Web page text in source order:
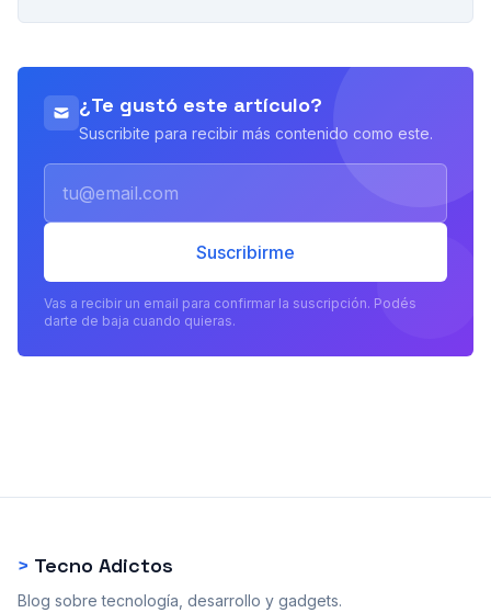
¿Te gustó este artículo?
Suscribite para recibir más contenido como este.
Suscribirme
Vas a recibir un email para confirmar la suscripción. Podés
darte de baja cuando quieras.
> Tecno Adictos
Blog sobre tecnología, desarrollo y gadgets.